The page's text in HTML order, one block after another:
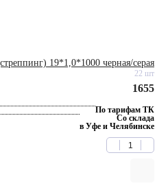
19*1,0*1000 черная/серая
22 шт
1655
По тарифам ТК
Со склада
в Уфе и Челябинске